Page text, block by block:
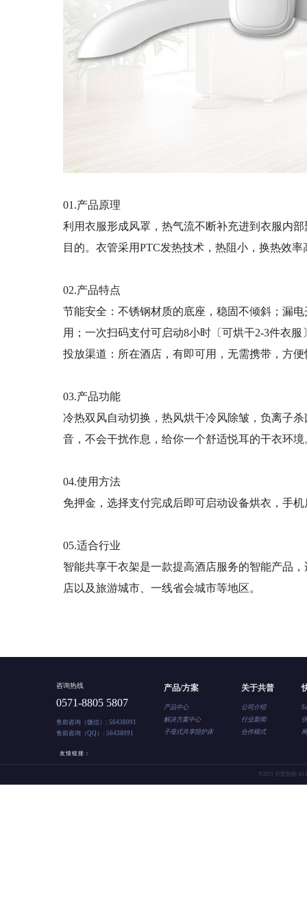
01.产品原理
利用衣服形成风罩，热气流不断补充进到衣服内
目的。衣管采用PTC发热技术，热阻小，换热效率
02.产品特点
节能安全：不锈钢材质的底座，稳固不倾斜；漏
用； 一次扫码支付可启动8小时〔可烘干2-3件衣服
投放渠道：所在酒店，有即可用，无需携带，方便
03.产品功能
冷热双风自动切换，热风烘干冷风除皱，负离子
音，不会干扰作息，给你一个舒适悦耳的干衣环境
04.使用方法
免押金，选择支付完成后即可启动设备烘衣，手
05.适合行业
智能共享干衣架是一款提高酒店服务的智能产品
店以及旅游城市、一线省会城市等地区。
咨询热线
0571-8805 5807
售前咨询（微信）: 56438091
售前咨询（QQ）: 56438091
产品/方案
产品中心
解决方案中心
子母式共享陪护床
关于共普
公司介绍
行业新闻
合作模式
友情链接：
©2021 共普智能